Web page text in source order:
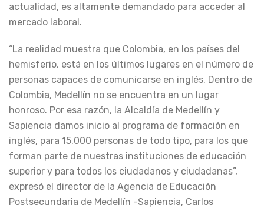
actualidad, es altamente demandado para acceder al
mercado laboral.
“La realidad muestra que Colombia, en los países del
hemisferio, está en los últimos lugares en el número de
personas capaces de comunicarse en inglés. Dentro de
Colombia, Medellín no se encuentra en un lugar
honroso. Por esa razón, la Alcaldía de Medellín y
Sapiencia damos inicio al programa de formación en
inglés, para 15.000 personas de todo tipo, para los que
forman parte de nuestras instituciones de educación
superior y para todos los ciudadanos y ciudadanas”,
expresó el director de la Agencia de Educación
Postsecundaria de Medellín -Sapiencia, Carlos